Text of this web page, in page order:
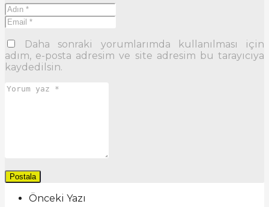
Daha sonraki yorumlarımda kullanılması için
adım, e-posta adresim ve site adresim bu tarayıcıya
kaydedilsin.
Önceki Yazı